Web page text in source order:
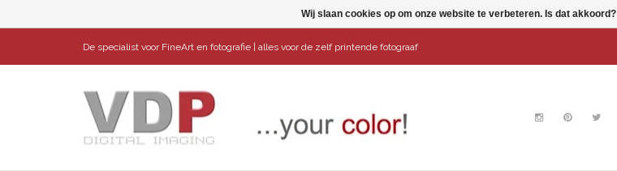
De specialist voor FineArt en fotografie | alles voor de zelf printende fotograaf
Wij slaan cookies op om onze website te verbeteren. Is dat akkoord?